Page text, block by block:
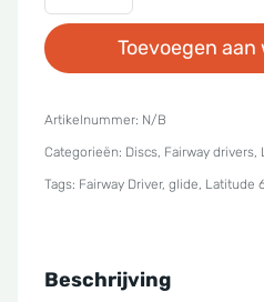
64
-
River
aantal
Toevoegen
Artikelnummer: N/B
Categorieën: Discs, Fairway drivers,
Tags: Fairway Driver, glide, Latitude
Beschrijving